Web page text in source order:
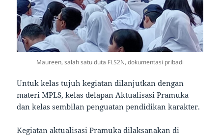
Maureen, salah satu duta FLS2N, dokumentasi pribadi
Untuk kelas tujuh kegiatan dilanjutkan dengan
materi MPLS, kelas delapan Aktualisasi Pramuka
dan kelas sembilan penguatan pendidikan karakter.
Kegiatan aktualisasi Pramuka dilaksanakan di